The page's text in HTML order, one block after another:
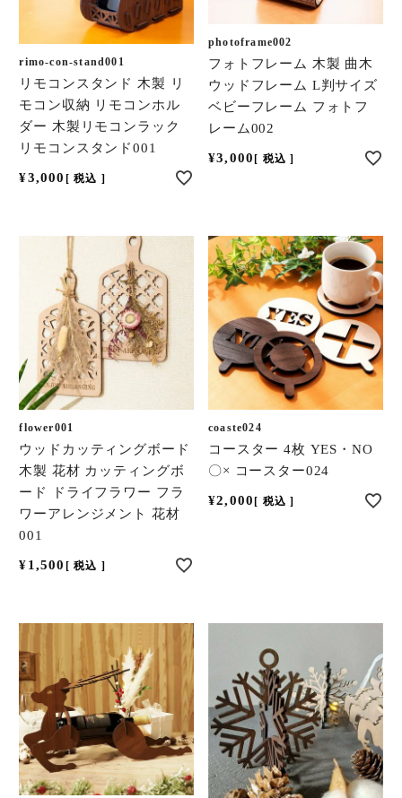
rimo-con-stand001
リモコンスタンド 木製 リ
モコン収納 リモコンホル
ダー 木製リモコンラック
リモコンスタンド001
¥3,000 税込
photoframe002
フォトフレーム 木製 曲木
ウッドフレーム L判サイズ
ベビーフレーム フォトフ
レーム002
¥3,000 税込
flower001
ウッドカッティングボード
木製 花材 カッティングボ
ード ドライフラワー フラ
ワーアレンジメント 花材
001
¥1,500 税込
coaste024
コースター 4枚 YES・NO
〇× コースター024
¥2,000 税込